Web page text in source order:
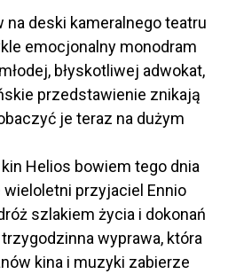
deski kameralnego teatru
emocjonalny monodram
błyskotliwej adwokat,
przedstawienie znikają
je teraz na dużym
Helios bowiem tego dnia
przyjaciel Ennio
szlakiem życia i dokonań
wyprawa, która
kina i muzyki zabierze